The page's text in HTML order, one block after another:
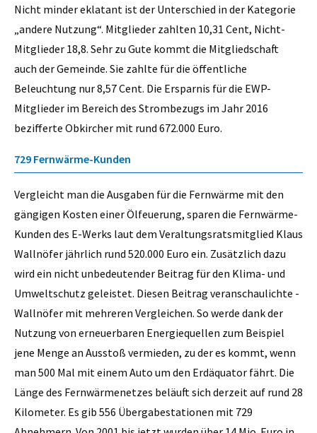
Nicht minder eklatant ist der Unterschied in der Kategorie
„andere Nutzung“. Mitglieder zahlten 10,31 Cent, Nicht-
Mitglieder 18,8. Sehr zu Gute kommt die Mitgliedschaft
auch der Gemeinde. Sie zahlte für die öffentliche
Beleuchtung nur 8,57 Cent. Die Ersparnis für die EWP-
Mitglieder im Bereich des Strombezugs im Jahr 2016
bezifferte Obkircher mit rund 672.000 Euro.
729 Fernwärme-Kunden
Vergleicht man die Ausgaben für die Fernwärme mit den
gängigen Kosten einer Ölfeuerung, sparen die Fernwärme-
Kunden des E-Werks laut dem Veraltungsratsmitglied Klaus
Wallnöfer jährlich rund 520.000 Euro ein. Zusätzlich dazu
wird ein nicht unbedeutender Beitrag für den Klima- und
Umweltschutz geleistet. Diesen Beitrag veranschaulichte ­
Wallnöfer mit mehreren Vergleichen. So werde dank der
Nutzung von erneuerbaren Energiequellen zum Beispiel
jene Menge an Ausstoß vermieden, zu der es kommt, wenn
man 500 Mal mit einem Auto um den Erdäquator fährt. Die
Länge des Fernwärmenetzes beläuft sich derzeit auf rund 28
­Kilometer. Es gib 556 Übergabestationen mit 729